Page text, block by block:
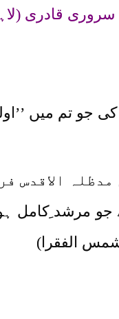
سروری قادری
تم میں ’’اولی
الاقدس
جو مرشد ِکامل
الفقرا)